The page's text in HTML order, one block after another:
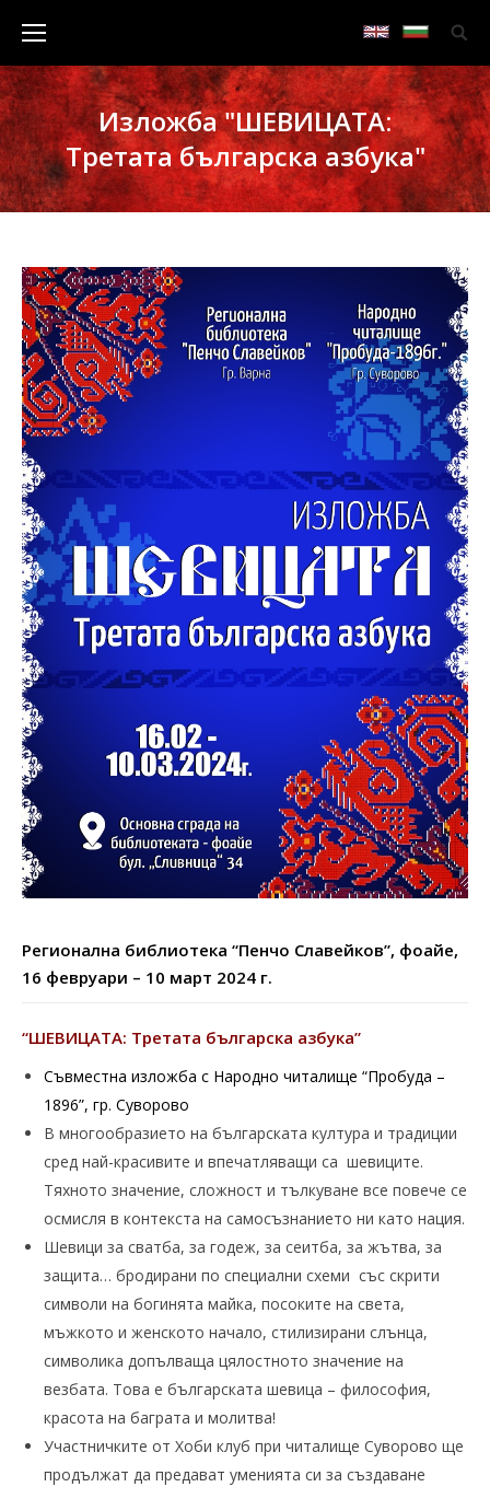
Изложба "ШЕВИЦАТА:
Третата българска азбука"
Регионална библиотека “Пенчо Славейков”, фоайе,
16 февруари – 10 март 2024 г.
“ШЕВИЦАТА: Третата българска азбука”
Съвместна изложба с Народно читалище “Пробуда –
1896”, гр. Суворово
В многообразието на българската култура и традиции
сред най-красивите и впечатляващи са шевиците.
Тяхното значение, сложност и тълкуване все повече се
осмисля в контекста на самосъзнанието ни като нация.
Шевици за сватба, за годеж, за сеитба, за жътва, за
защита… бродирани по специални схеми със скрити
символи на богинята майка, посоките на света,
мъжкото и женското начало, стилизирани слънца,
символика допълваща цялостното значение на
везбата. Това е българската шевица – философия,
красота на баграта и молитва!
Участничките от Хоби клуб при читалище Суворово ще
продължат да предават уменията си за създаване